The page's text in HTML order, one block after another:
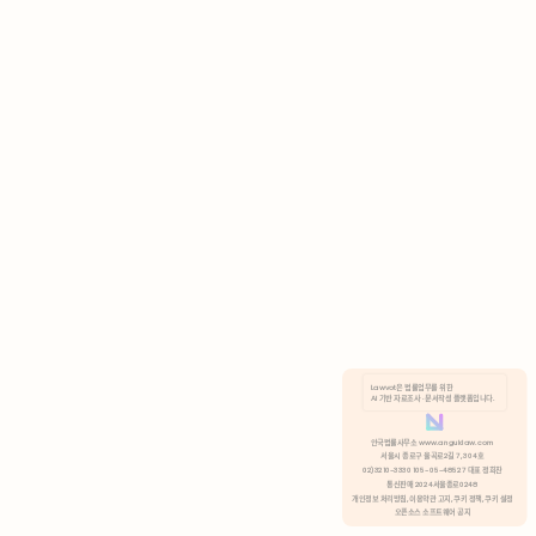
분석 쿠키 허용
Lawvot은 법률업무를 위한
AI 기반 자료조사 · 문서작성 플랫폼입니다.
안국법률사무소 www.anguklaw.com
서울시 종로구 율곡로2길 7, 304호
02)3210-3330 105-05-48527 대표 정희찬
통신판매 2024서울종로0248
개인정보 처리방침, 이용약관 고지, 쿠키 정책, 쿠키 설정
오픈소스 소프트웨어 공지